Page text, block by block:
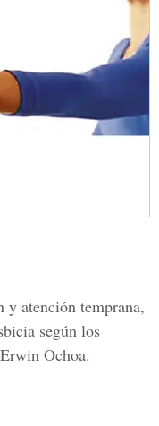
y atención temprana,
según los
Ochoa.